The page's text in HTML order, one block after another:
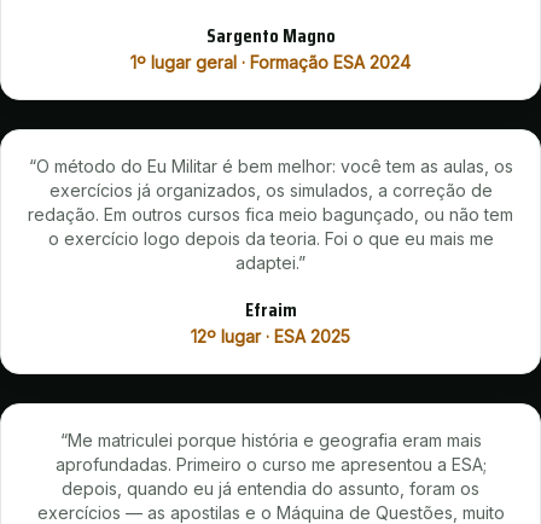
Sargento Magno
1º lugar geral · Formação ESA 2024
“O método do Eu Militar é bem melhor: você tem as aulas, os
exercícios já organizados, os simulados, a correção de
redação. Em outros cursos fica meio bagunçado, ou não tem
o exercício logo depois da teoria. Foi o que eu mais me
adaptei.”
Efraim
12º lugar · ESA 2025
“Me matriculei porque história e geografia eram mais
aprofundadas. Primeiro o curso me apresentou a ESA;
depois, quando eu já entendia do assunto, foram os
exercícios — as apostilas e o Máquina de Questões, muito